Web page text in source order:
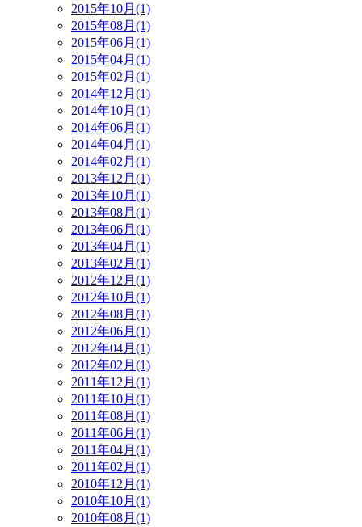
2015年10月(1)
2015年08月(1)
2015年06月(1)
2015年04月(1)
2015年02月(1)
2014年12月(1)
2014年10月(1)
2014年06月(1)
2014年04月(1)
2014年02月(1)
2013年12月(1)
2013年10月(1)
2013年08月(1)
2013年06月(1)
2013年04月(1)
2013年02月(1)
2012年12月(1)
2012年10月(1)
2012年08月(1)
2012年06月(1)
2012年04月(1)
2012年02月(1)
2011年12月(1)
2011年10月(1)
2011年08月(1)
2011年06月(1)
2011年04月(1)
2011年02月(1)
2010年12月(1)
2010年10月(1)
2010年08月(1)